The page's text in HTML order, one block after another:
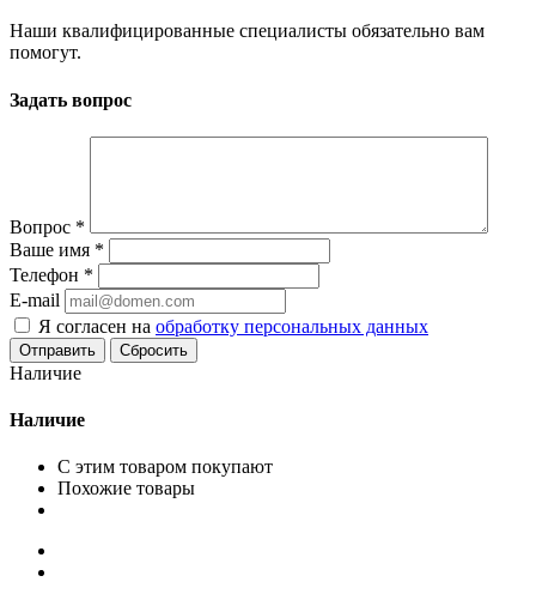
Наши квалифицированные специалисты обязательно вам
помогут.
Задать вопрос
Вопрос *
Ваше имя *
Телефон *
E-mail
Я согласен на обработку персональных данных
Сбросить
Наличие
Наличие
С этим товаром покупают
Похожие товары